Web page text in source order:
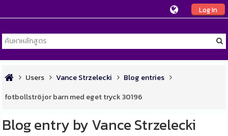
Log In
Users Vance Strzelecki
Blog entries
fotbollströjor barn med eget tryck 30196
Blog entry by Vance Strzelecki